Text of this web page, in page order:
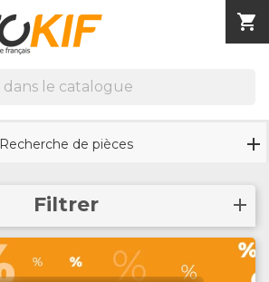
shopping_cart
Recherche de pièces
Filtrer